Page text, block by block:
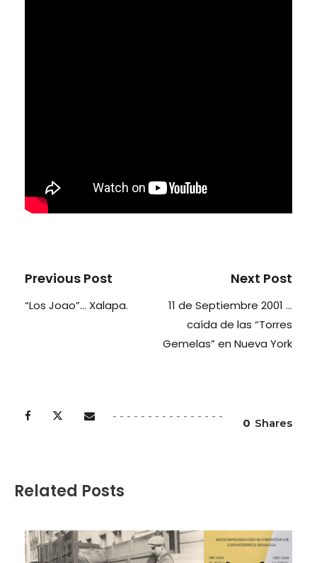
Previous Post
“Los Joao”… Xalapa.
Next Post
11 de Septiembre 2001 …
caída de las “Torres
Gemelas” en Nueva York
0 Shares
Related Posts